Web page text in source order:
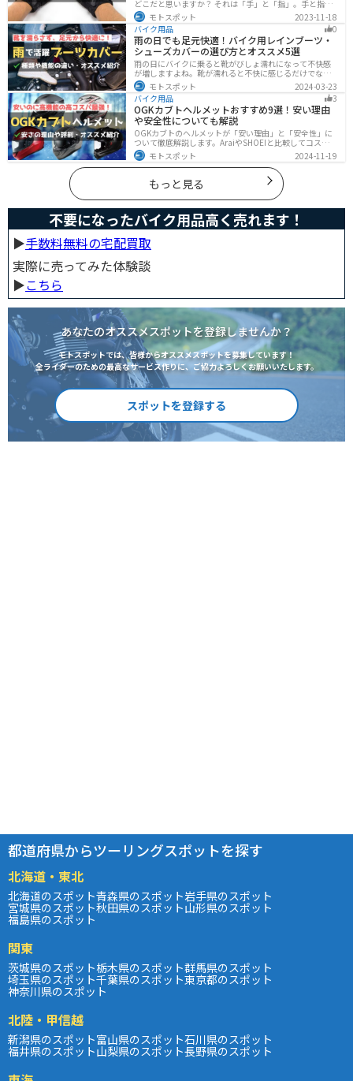
どこだと思いますか？ それは「手」と「指」。手と指が
冷えてしまうと、防寒ジャケットをいくら着込んでも寒
さから逃れることはできません。そんな防寒の要となる
オススメ防寒手袋を紹介します。
モトスポット
2023-11-18
バイク用品
0
雨の日でも足元快適！バイク用レインブーツ・
シューズカバーの選び方とオススメ5選
雨の日にバイクに乗ると靴がびしょ濡れになって不快感
が増しますよね。靴が濡れると不快に感じるだけでなく
操作性にも影響が出るので事故の原因にもなります。ブ
ーツカバーを使うことで靴を雨や汚れから防ぐことがで
きます。防風効果もあるので寒さ対策にもなります。
モトスポット
2024-03-23
バイク用品
3
OGKカブトヘルメットおすすめ9選！安い理由
や安全性についても解説
OGKカブトのヘルメットが「安い理由」と「安全性」に
ついて徹底解説します。AraiやSHOEIと比較してコスパが
高く、信頼性も兼ね備えたOGKカブトのヘルメット。初
心者ライダーからベテランまでおすすめのモデル9選と、
実際の口コミや評判、選び方も詳しく紹介します。
モトスポット 2024-11-19
もっと見る
不要になったバイク用品高く売れます！
▶︎手数料無料の宅配買取
実際に売ってみた体験談
▶︎こちら
あなたのオススメスポットを登録しませんか？
モトスポットでは、皆様からオススメスポットを募集しています！
全ライダーのための最高なサービス作りに、ご協力よろしくお願いいたします。
スポットを登録する
都道府県からツーリングスポットを探す
北海道・東北
北海道のスポット青森県のスポット岩手県のスポット
宮城県のスポット秋田県のスポット山形県のスポット
福島県のスポット
関東
茨城県のスポット栃木県のスポット群馬県のスポット
埼玉県のスポット千葉県のスポット東京都のスポット
神奈川県のスポット
北陸・甲信越
新潟県のスポット富山県のスポット石川県のスポット
福井県のスポット山梨県のスポット長野県のスポット